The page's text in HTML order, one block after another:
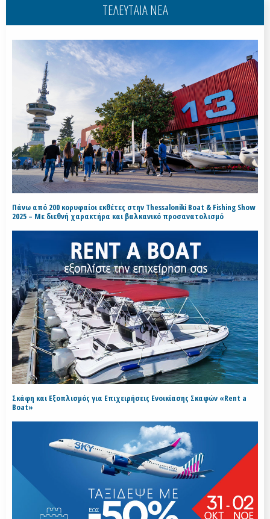
ΤΕΛΕΥΤΑΙΑ ΝΕΑ
Πάνω από 200 κορυφαίοι εκθέτες στην Thessaloniki Boat & Fishing Show
2025 – Με διεθνή χαρακτήρα και βαλκανικό προσανατολισμό
Σκάφη και Εξοπλισμός για Επιχειρήσεις Ενοικίασης Σκαφών «Rent a
Boat»